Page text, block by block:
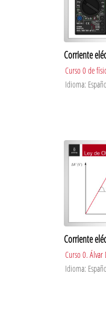
Corriente
Curso 0 de
Idioma:
Corriente
Curso 0. Álvar
Idioma: